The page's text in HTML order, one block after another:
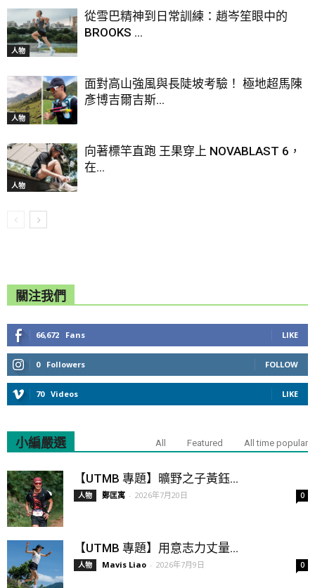
人物
從雪巴精神到日常訓練：趙岑笙眼中的
BROOKS ...
人物
面對高山強風與長陡坡考驗！ 極地超馬陳
彥博吉爾吉斯...
人物
向著標竿直跑 王果穿上 NOVABLAST 6，
在...
關注我們
66,672 Fans LIKE
0 Followers FOLLOW
70 Videos LIKE
小編嚴選 All Featured All time popular
【UTMB 專題】曠野之子黃鈺...
人物 鄭匡寓 - 2026年7月20日 0
【UTMB 專題】用意志力丈量...
人物 Mavis Liao - 2026年7月9日 0